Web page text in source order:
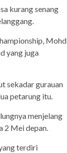
kurang senang
Mohd
yang juga
sekadar gurauan
petarung itu.
menjelang
2 Mei depan.
terdiri